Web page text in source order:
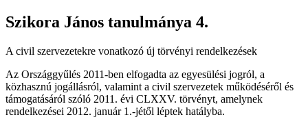
Szikora János tanulmánya 4.
A civil szervezetekre vonatkozó új törvényi rendelkezések
Az Országgyűlés 2011-ben elfogadta az egyesülési jogról, a
közhasznú jogállásról, valamint a civil szervezetek működéséről és
támogatásáról szóló 2011. évi CLXXV. törvényt, amelynek
rendelkezései 2012. január 1.-jétől léptek hatályba.